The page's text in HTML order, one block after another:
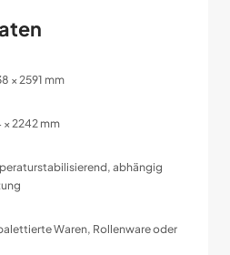
× 2591 mm
× 2242 mm
abhängig
Waren, Rollenware oder